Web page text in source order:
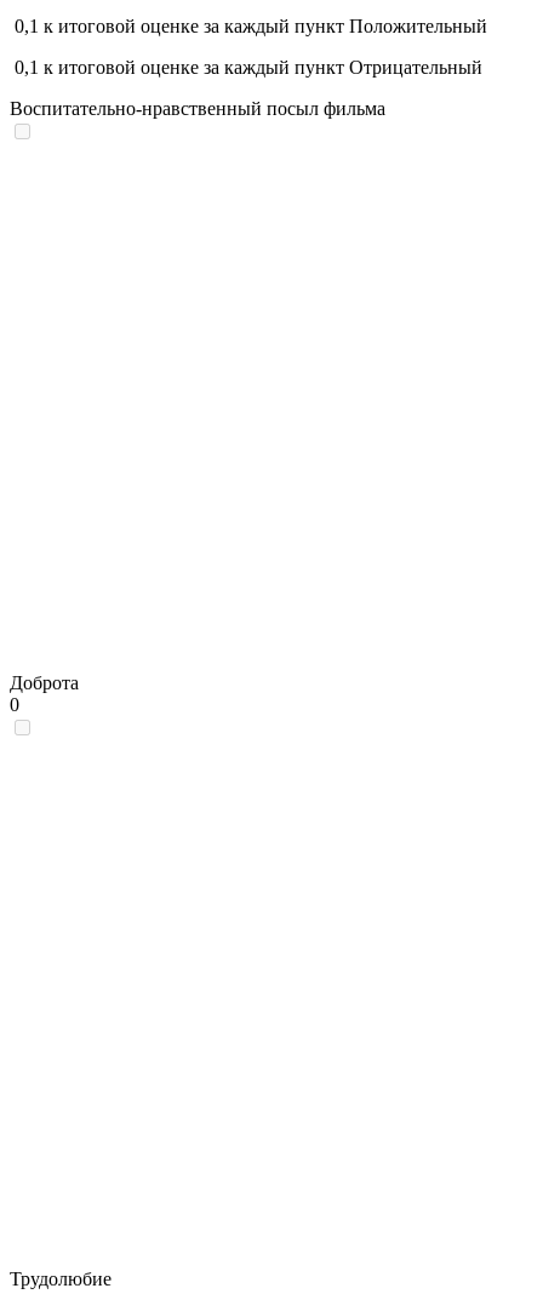
0,1 к итоговой оценке за каждый пункт Положительный
0,1 к итоговой оценке за каждый пункт Отрицательный
Воспитательно-нравственный посыл фильма
Доброта
0
Трудолюбие